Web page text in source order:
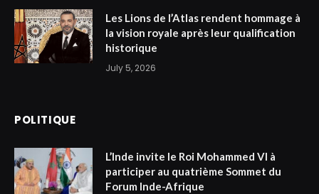
Les Lions de l’Atlas rendent hommage à
la vision royale après leur qualification
historique
July 5, 2026
POLITIQUE
L’Inde invite le Roi Mohammed VI à
participer au quatrième Sommet du
Forum Inde-Afrique